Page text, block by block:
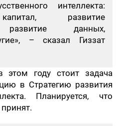
интеллекта:
развитие
развитие данных,
– сказал Гиззат
году стоит задача
в Стратегию развития
Планируется, что